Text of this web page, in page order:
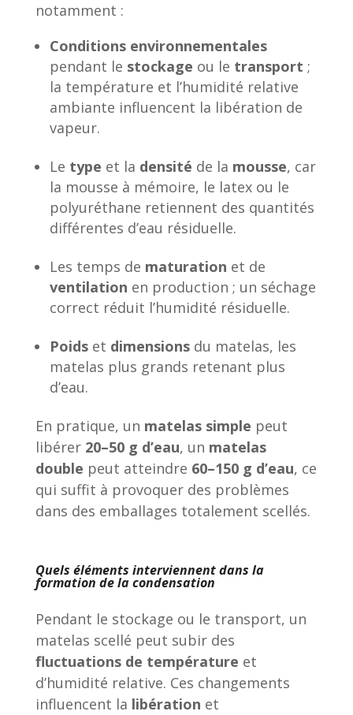
notamment :
Conditions environnementales
pendant le stockage ou le transport ;
la température et l’humidité relative
ambiante influencent la libération de
vapeur.
Le type et la densité de la mousse, car
la mousse à mémoire, le latex ou le
polyuréthane retiennent des quantités
différentes d’eau résiduelle.
Les temps de maturation et de
ventilation en production ; un séchage
correct réduit l’humidité résiduelle.
Poidset dimensionsdu matelas, les
matelas plus grands retenant plus
d’eau.
En pratique, un matelas simple peut
libérer 20–50 g d’eau, un matelas
double peut atteindre 60–150 g d’eau, ce
qui suffit à provoquer des problèmes
dans des emballages totalement scellés.
Quels éléments interviennent dans la
formation de la condensation
Pendant le stockage ou le transport, un
matelas scellé peut subir des
fluctuations de température et
d’humidité relative. Ces changements
influencent la libération et